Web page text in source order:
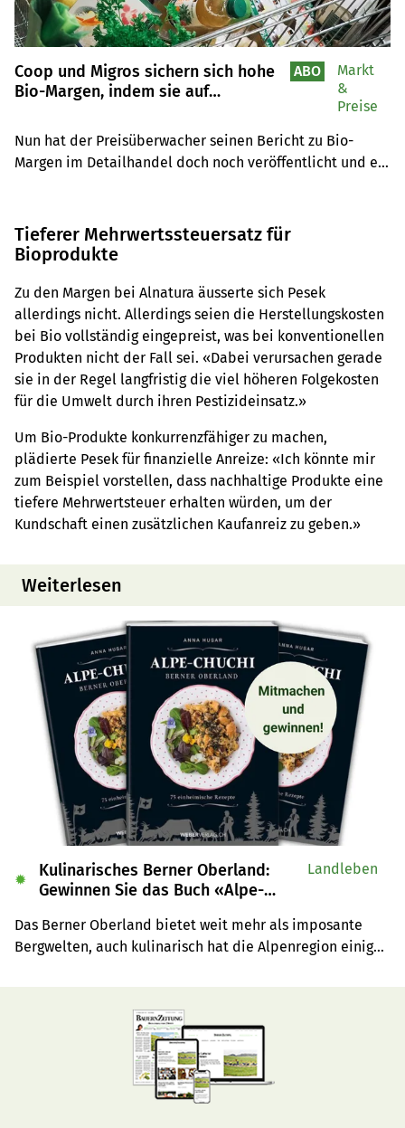
Coop und Migros sichern sich hohe
Bio-Margen, indem sie auf
Nun hat der Preisüberwacher seinen Bericht zu Bio-
Margen im Detailhandel doch noch veröffentlicht und er
Abfuhr erteilt.
ABO
Markt
&
Preise
Tieferer Mehrwertssteuersatz für
Bioprodukte
Zu den Margen bei Alnatura äusserte sich Pesek
allerdings nicht. Allerdings seien die Herstellungskosten
bei Bio vollständig eingepreist, was bei konventionellen
Produkten nicht der Fall sei. «Dabei verursachen gerade
sie in der Regel langfristig die viel höheren Folgekosten
für die Umwelt durch ihren Pestizideinsatz.»
Um Bio-Produkte konkurrenzfähiger zu machen,
plädierte Pesek für finanzielle Anreize: «Ich könnte mir
zum Beispiel vorstellen, dass nachhaltige Produkte eine
tiefere Mehrwertsteuer erhalten würden, um der
Kundschaft einen zusätzlichen Kaufanreiz zu geben.»
Weiterlesen
Kulinarisches Berner Oberland:
Gewinnen Sie das Buch «Alpe-
Das Berner Oberland bietet weit mehr als imposante
Bergwelten, auch kulinarisch hat die Alpenregion einiges
«Alpe-Chuchi – Berner Oberland» vom Weber Verlag.
✹
Landleben